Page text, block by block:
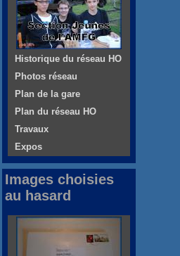
Historique du réseau HO
Photos réseau
Plan de la gare
Plan du réseau HO
Travaux
Expos
Images choisies
au hasard